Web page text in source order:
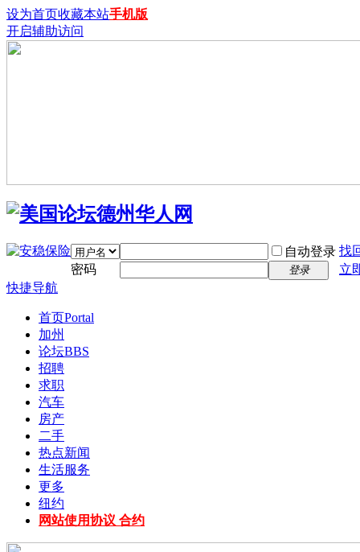
设为首页收藏本站手机版
开启辅助访问
自动登录 找
密码
登录
立
快捷导航
首页Portal
加州
论坛BBS
招聘
求职
汽车
房产
二手
热点新闻
生活服务
更多
纽约
网站使用协议 合约